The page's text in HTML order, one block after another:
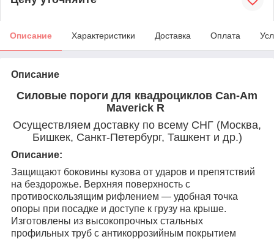
Описание Характеристики Доставка Оплата
Описание
Силовые пороги для квадроциклов Can-Am
Maverick R
Осуществляем доставку по всему СНГ (Москва,
Бишкек, Санкт-Петербург, Ташкент и др.)
Описание:
Защищают боковины кузова от ударов и препятствий
на бездорожье. Верхняя поверхность с
противоскользящим рифлением — удобная точка
опоры при посадке и доступе к грузу на крыше.
Изготовлены из высокопрочных стальных
профильных труб с антикоррозийным покрытием